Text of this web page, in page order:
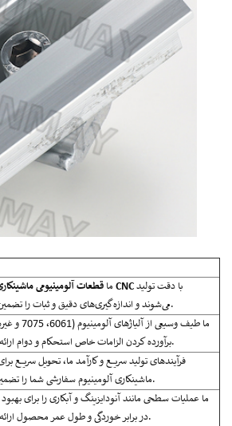
ما قطعات آلومینیومی ماشینکاری شده با CNC
می‌شوند و اندازه‌گیری‌های دقیق و ثبات را تضمین می‌کنند.
ما طیف وسیعی از
برآورده کردن الزامات خاص استحکام و دوام ارائه می‌دهیم.
فرآیندهای تولید سریع و کارآمد ما، تحویل سریع
ماشینکاری آلومینیوم سفارشی شما را تضمین می‌کند.
ما عملیات سطحی مانند آنودایزینگ و آبکاری را برای
در برابر خوردگی و طول عمر محصول ارائه می‌دهیم.